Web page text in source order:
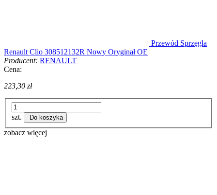
Przewód Sprzęgła
Renault Clio 308512132R Nowy Oryginał OE
Producent: RENAULT
Cena:
223,30 zł
szt. Do koszyka
zobacz więcej